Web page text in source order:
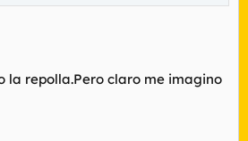
la repolla.Pero claro me imagino